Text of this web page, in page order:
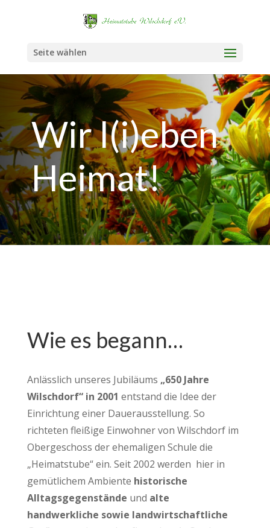
Seite wählen
Wir l(i)eben
Heimat!
Wie es begann…
Anlässlich unseres Jubiläums „650 Jahre
Wilschdorf“ in 2001 entstand die Idee der
Einrichtung einer Dauerausstellung. So
richteten fleißige Einwohner von Wilschdorf im
Obergeschoss der ehemaligen Schule die
„Heimatstube“ ein. Seit 2002 werden hier in
gemütlichem Ambiente historische
Alltagsgegenstände und alte
handwerkliche sowie landwirtschaftliche